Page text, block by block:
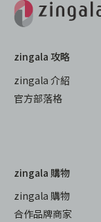
zingala 攻略
zingala 介紹
官方部落格
zingala 購物
zingala 購物
合作品牌商家